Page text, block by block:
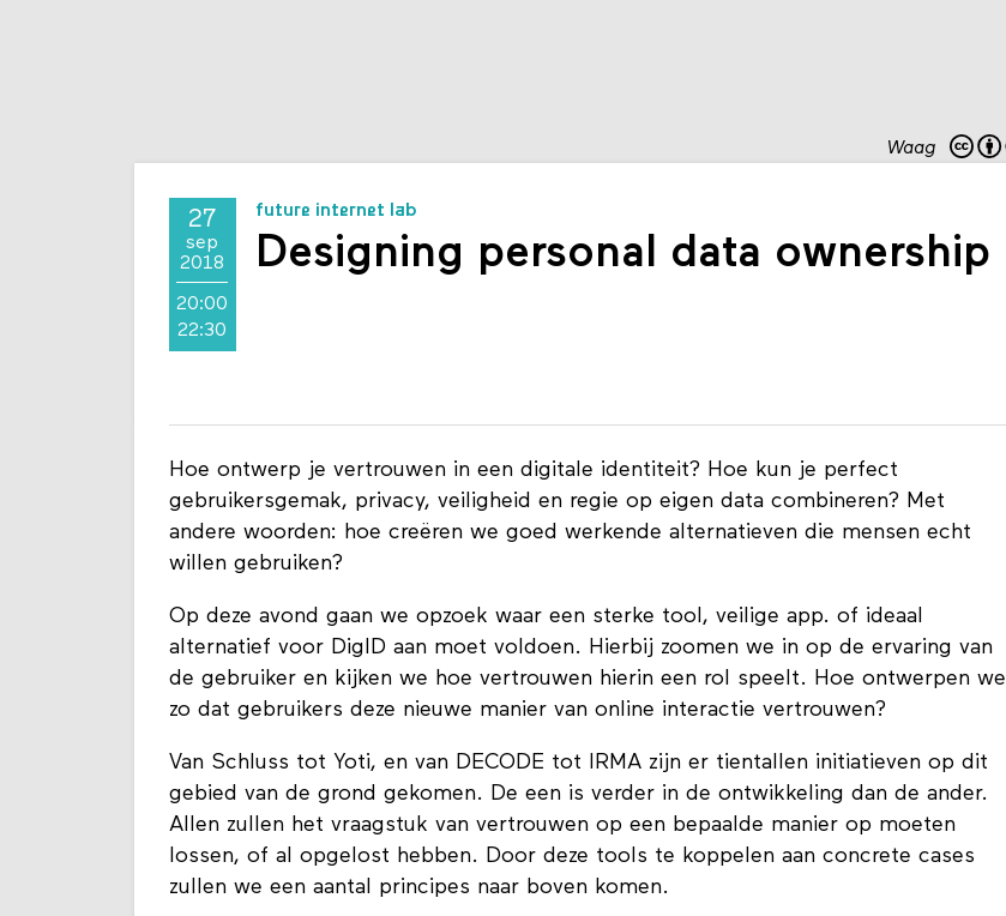
Waag
27
sep
2018
20:00
22:30
future internet lab
Designing personal data ownership
Hoe ontwerp je vertrouwen in een digitale identiteit? Hoe kun je perfect
gebruikersgemak, privacy, veiligheid en regie op eigen data combineren? Met
andere woorden: hoe creëren we goed werkende alternatieven die mensen echt
willen gebruiken?
Op deze avond gaan we opzoek waar een sterke tool, veilige app. of ideaal
alternatief voor DigID aan moet voldoen. Hierbij zoomen we in op de ervaring van
de gebruiker en kijken we hoe vertrouwen hierin een rol speelt. Hoe ontwerpen we
zo dat gebruikers deze nieuwe manier van online interactie vertrouwen?
Van Schluss tot Yoti, en van DECODE tot IRMA zijn er tientallen initiatieven op dit
gebied van de grond gekomen. De een is verder in de ontwikkeling dan de ander.
Allen zullen het vraagstuk van vertrouwen op een bepaalde manier op moeten
lossen, of al opgelost hebben. Door deze tools te koppelen aan concrete cases
zullen we een aantal principes naar boven komen.